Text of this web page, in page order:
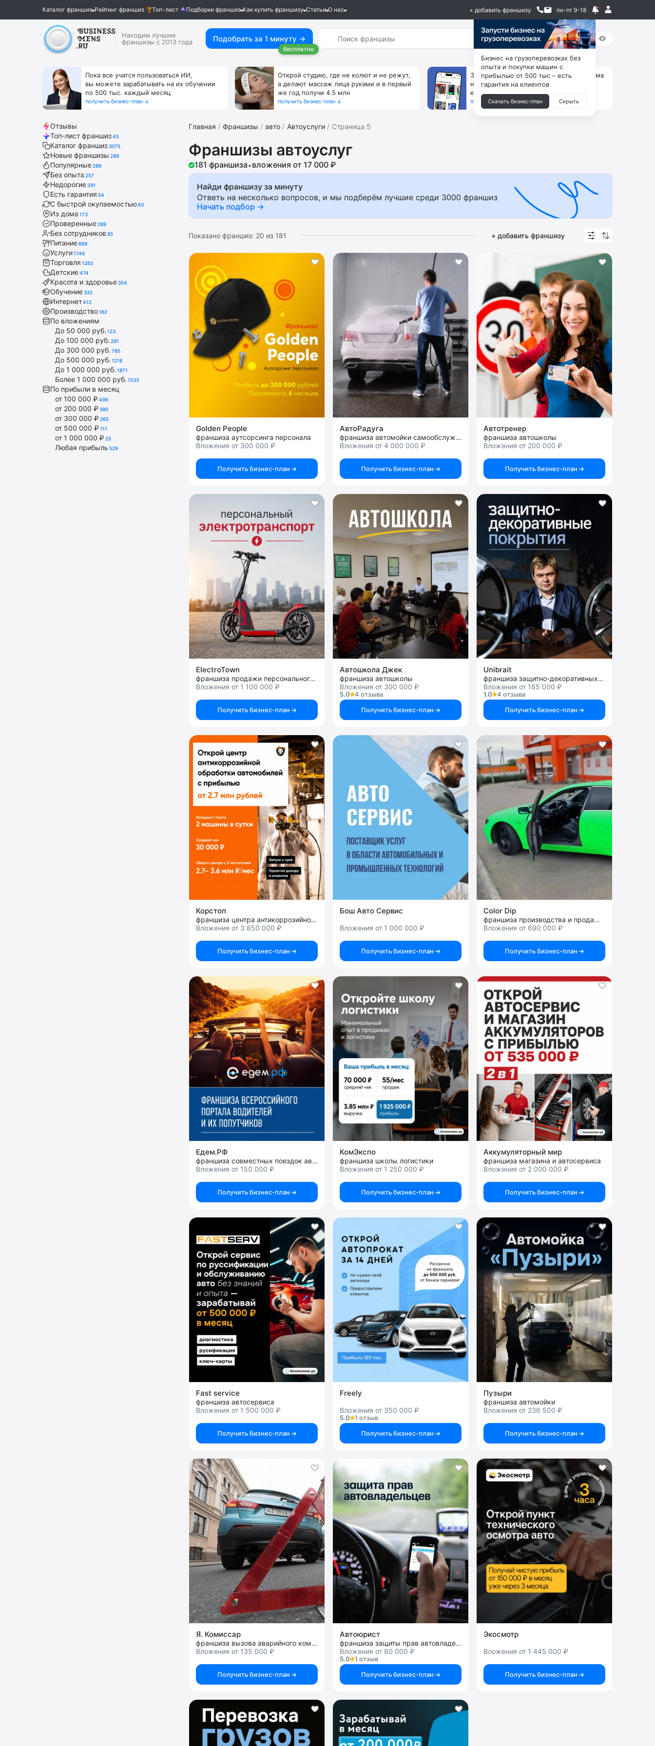
Каталог франшиз Рейтинг франшиз Топ-лист Подборки франшиз Как купить франшизу Статьи О нас + добавить франшизу пн-пт 9-18
Находим лучшие
франшизы с 2013 года
Подобрать за 1 минуту →
бесплатно
Пока все учатся пользоваться ИИ,
вы можете зарабатывать на их обучении
по 500 тыс. каждый месяц
получить бизнес-план ↓
Открой студию, где не колют и не режут,
а делают массаж лица руками и в первый
же год получи 4.5 млн
получить бизнес-план ↓
За 90 тыс. открой магазин на Авито, дома
ни коробок, ни товара, ни склада, зато
каждый месяц +125 тыс. чистыми
получить бизнес-план ↓
Отзывы
Топ-лист франшиз45
Каталог франшиз3075
Новые франшизы 289
Популярные289
Без опыта 257
Недорогие291
Есть гарантия 54
С быстрой окупаемостью63
Из дома 173
Проверенные289
Без сотрудников 85
Питание669
Услуги1746
Торговля 1263
Детские474
Красота и здоровье354
Обучение332
Интернет412
Производство162
По вложениям
До 50 000 руб. 123
До 100 000 руб. 291
До 300 000 руб. 785
До 500 000 руб. 1218
До 1 000 000 руб. 1871
Более 1 000 000 руб. 1533
По прибыли в месяц
от 100 000 ₽ 498
от 200 000 ₽ 390
от 300 000 ₽ 265
от 500 000 ₽ 111
от 1 000 000 ₽ 25
Любая прибыль 529
Главная Франшизы авто Автоуслуги Страница 5
Франшизы автоуслуг
181 франшиза•вложения от 17 000 ₽
Найди франшизу за минуту
Ответь на несколько вопросов, и мы подберём лучшие среди 3000 франшиз
Начать подбор →
Показано франшиз: 20 из 181 + добавить франшизу
Golden People
франшиза аутсорсинга персонала
Вложения от 300 000 ₽
Получить бизнес-план
АвтоРадуга
франшиза автомойки самообслуживания
Вложения от 4 000 000 ₽
Получить бизнес-план
Автотренер
франшиза автошколы
Вложения от 200 000 ₽
Получить бизнес-план
ElectroTown
франшиза продажи персонального электротранспорта
Вложения от 1 100 000 ₽
Получить бизнес-план
Автошкола Джек
франшиза автошколы
Вложения от 300 000 ₽
5.0
4 отзыва
Получить бизнес-план
Unibrait
франшиза защитно-декоративных покрытий
Вложения от 185 000 ₽
1.0
4 отзыва
Получить бизнес-план
Корстоп
франшиза центра антикоррозийной обработки
Вложения от 3 850 000 ₽
Получить бизнес-план
Бош Авто Сервис
Вложения от 1 000 000 ₽
Получить бизнес-план
Color Dip
франшиза производства и продажа жидкой резины
Вложения от 690 000 ₽
Получить бизнес-план
Едем.РФ
франшиза совместных поездок автомобилистов и пассажиров
Вложения от 150 000 ₽
Получить бизнес-план
КомЭкспо
франшиза школы логистики
Вложения от 1 250 000 ₽
Получить бизнес-план
Аккумуляторный мир
франшиза магазина и автосервиса
Вложения от 2 000 000 ₽
Получить бизнес-план
Fast service
франшиза автосервиса
Вложения от 1 500 000 ₽
Получить бизнес-план
Freely
Вложения от 350 000 ₽
5.0
1 отзыв
Получить бизнес-план
Пузыри
франшиза автомойки
Вложения от 236 500 ₽
Получить бизнес-план
Я. Комиссар
франшиза вызова аварийного комиссара
Вложения от 135 000 ₽
Получить бизнес-план
Автоюрист
франшиза защиты прав автовладельцев
Вложения от 80 000 ₽
5.0
1 отзыв
Получить бизнес-план
Экосмотр
Вложения от 1 445 000 ₽
Получить бизнес-план
Бизнес на грузоперевозках без
опыта и покупки машин с
прибылью от 500 тыс – есть
гарантия на клиентов
Скачать бизнес-план Скрыть